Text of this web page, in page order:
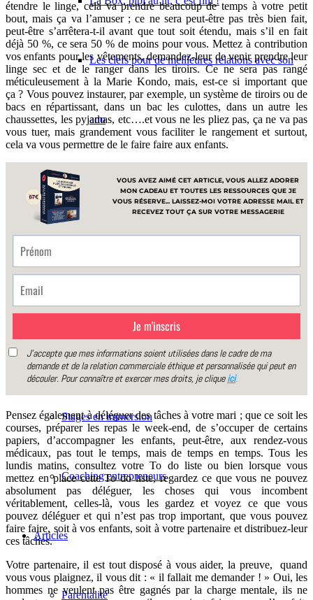
Les clefs pour de meilleures relations avec son
ado
Développement personnel
Les Clefs du passé
Coaching personnalisé
Stages en immersion
Coaching entrepreneurs
Articles
Parentalité
étendre le linge, cela va prendre beaucoup de temps à votre petit
bout, mais ça va l’amuser ; ce ne sera peut-être pas très bien fait,
peut-être s’arrêtera-t-il avant que tout soit étendu, mais s’il en fait
déjà 50 %, ce sera 50 % de moins pour vous. Mettez à contribution
vos enfants pour les vêtements, demandez-leur de venir prendre leur
linge sec et de le ranger dans les tiroirs. Ce ne sera pas rangé
méticuleusement à la Marie Kondo, mais, est-ce si important que
ça ? Vous pouvez instaurer, par exemple, un système de tiroirs ou de
bacs en répartissant, dans un bac les culottes, dans un autre les
chaussettes, les pyjamas, etc….et vous ne les pliez pas, ça ne va pas
vous tuer, mais grandement vous faciliter le rangement et surtout,
cela va vous permettre de le faire faire aux enfants.
Pensez également à déléguer des tâches à votre mari ; que ce soit les
courses, préparer les repas le week-end, de s’occuper de certains
papiers, d’accompagner les enfants, peut-être, aux rendez-vous
médicaux, pas tout le temps, mais de temps en temps. Tous les
lundis matins, consultez votre To do liste ou bien lorsque vous
mettez en place cette To do liste, regardez ce que vous ne pouvez
absolument pas déléguer, les choses qui vous incombent
véritablement, celles-là, vous les gardez et voyez ce que vous
pouvez déléguer et qui n’est pas trop important, que vous pouvez
faire faire, soit à vos enfants, soit à votre partenaire et distribuez-leur
ces tâches.
Votre partenaire, il est tout disposé à vous aider, la preuve, quand
vous vous plaignez, il vous dit : « il fallait me demander ! » Oui, les
hommes ne veulent pas être gagnés par la charge mentale, ils ne